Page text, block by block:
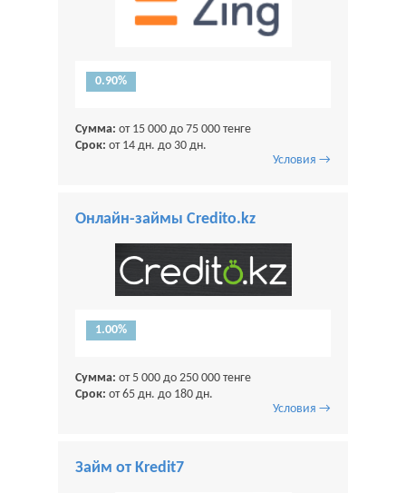
0.90%
Сумма: от 15 000 до 75 000 тенге
Срок: от 14 дн. до 30 дн.
Условия →
Онлайн-займы Credito.kz
1.00%
Сумма: от 5 000 до 250 000 тенге
Срок: от 65 дн. до 180 дн.
Условия →
Займ от Kredit7